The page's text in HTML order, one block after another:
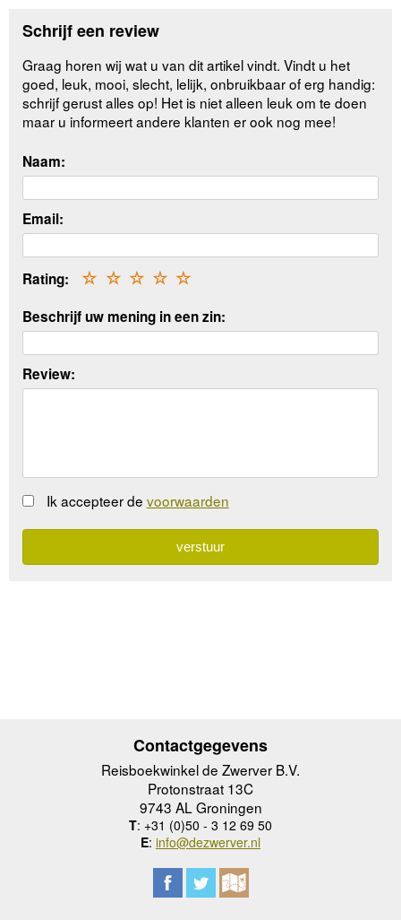
Schrijf een review
Graag horen wij wat u van dit artikel vindt. Vindt u het
goed, leuk, mooi, slecht, lelijk, onbruikbaar of erg handig:
schrijf gerust alles op! Het is niet alleen leuk om te doen
maar u informeert andere klanten er ook nog mee!
Naam:
Email:
Rating: ☆
☆
☆
☆
☆
Beschrijf uw mening in een zin:
Review:
Ik accepteer de voorwaarden
Contactgegevens
Reisboekwinkel de Zwerver B.V.
Protonstraat 13C
9743 AL Groningen
T: +31 (0)50 - 3 12 69 50
E: info@dezwerver.nl